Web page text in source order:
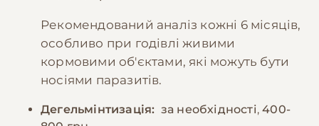
Рекомендований аналіз кожні 6 місяців,
особливо при годівлі живими
кормовими об'єктами, які можуть бути
носіями паразитів.
Дегельмінтизація: за необхідності,400-